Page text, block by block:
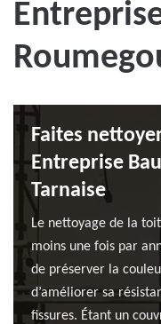
Faites
Entreprise
Tarnaise
Le nettoyage de la
moins une fois par
de préserver la
d’améliorer sa
fissures. Étant un